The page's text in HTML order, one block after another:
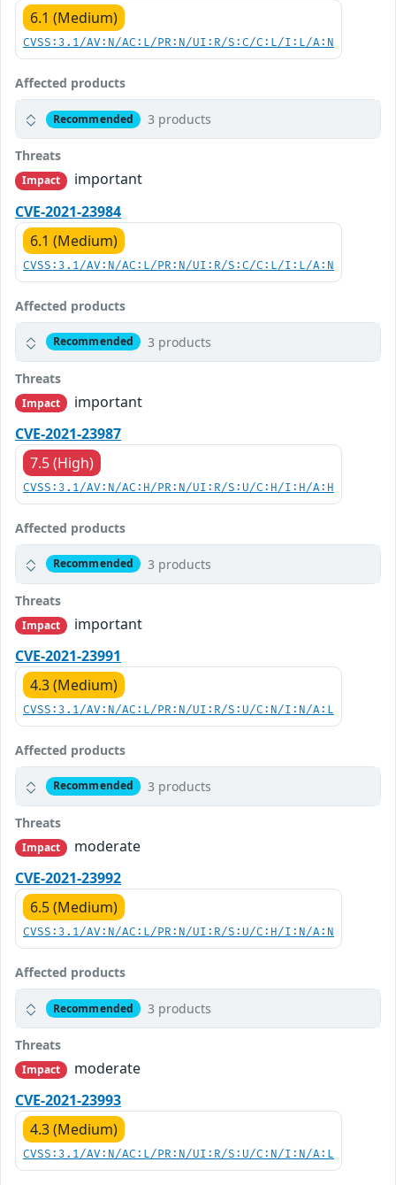
6.1 (Medium)
CVSS:3.1/AV:N/AC:L/PR:N/UI:R/S:C/C:L/I:L/A:N
Affected products
Recommended 3 products
Threats
Impact
important
CVE-2021-23984
6.1 (Medium)
CVSS:3.1/AV:N/AC:L/PR:N/UI:R/S:C/C:L/I:L/A:N
Affected products
Recommended 3 products
Threats
Impact
important
CVE-2021-23987
7.5 (High)
CVSS:3.1/AV:N/AC:H/PR:N/UI:R/S:U/C:H/I:H/A:H
Affected products
Recommended 3 products
Threats
Impact
important
CVE-2021-23991
4.3 (Medium)
CVSS:3.1/AV:N/AC:L/PR:N/UI:R/S:U/C:N/I:N/A:L
Affected products
Recommended 3 products
Threats
Impact
moderate
CVE-2021-23992
6.5 (Medium)
CVSS:3.1/AV:N/AC:L/PR:N/UI:R/S:U/C:H/I:N/A:N
Affected products
Recommended 3 products
Threats
Impact
moderate
CVE-2021-23993
4.3 (Medium)
CVSS:3.1/AV:N/AC:L/PR:N/UI:R/S:U/C:N/I:N/A:L